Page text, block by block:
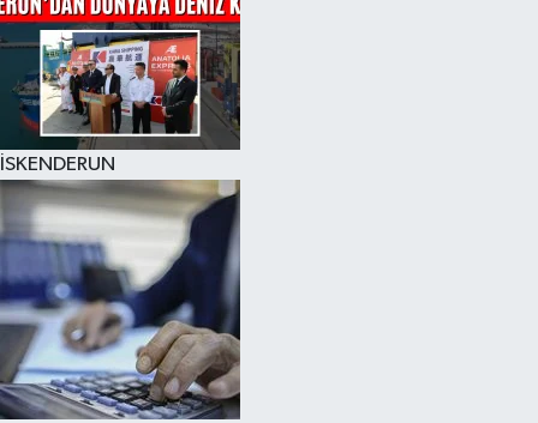
İSKENDERUN